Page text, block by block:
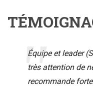
Équipe et leader
très attention de
recommande